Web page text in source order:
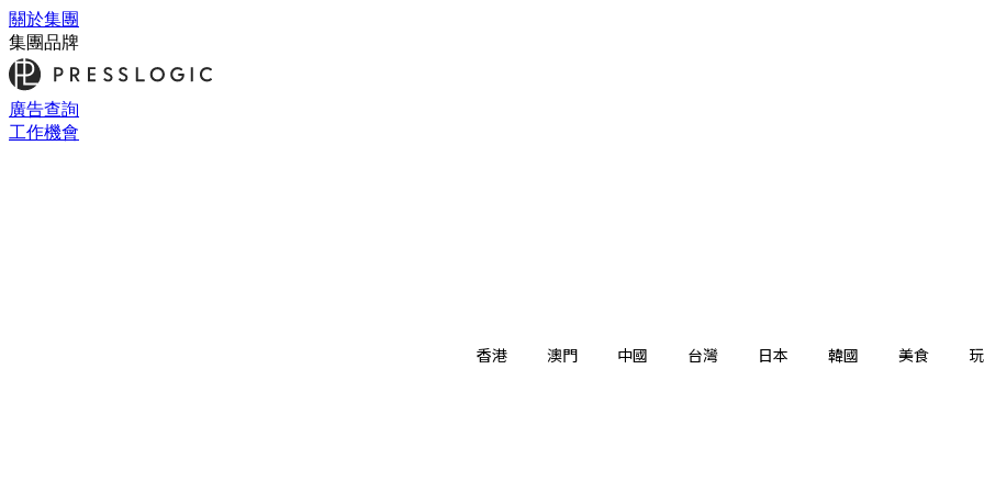
關於集團
集團品牌
廣告查詢
工作機會
香港 澳門 中國 台灣 日本 韓國 美食